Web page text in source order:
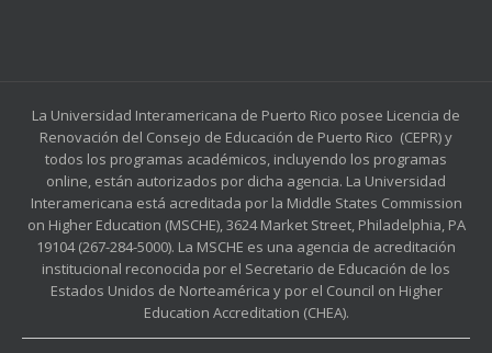
La Universidad Interamericana de Puerto Rico posee Licencia de
Renovación del Consejo de Educación de Puerto Rico (CEPR) y
todos los programas académicos, incluyendo los programas
online, están autorizados por dicha agencia. La Universidad
Interamericana está acreditada por la Middle States Commission
on Higher Education (MSCHE), 3624 Market Street, Philadelphia, PA
19104 (267-284-5000). La MSCHE es una agencia de acreditación
institucional reconocida por el Secretario de Educación de los
Estados Unidos de Norteamérica y por el Council on Higher
Education Accreditation (CHEA).